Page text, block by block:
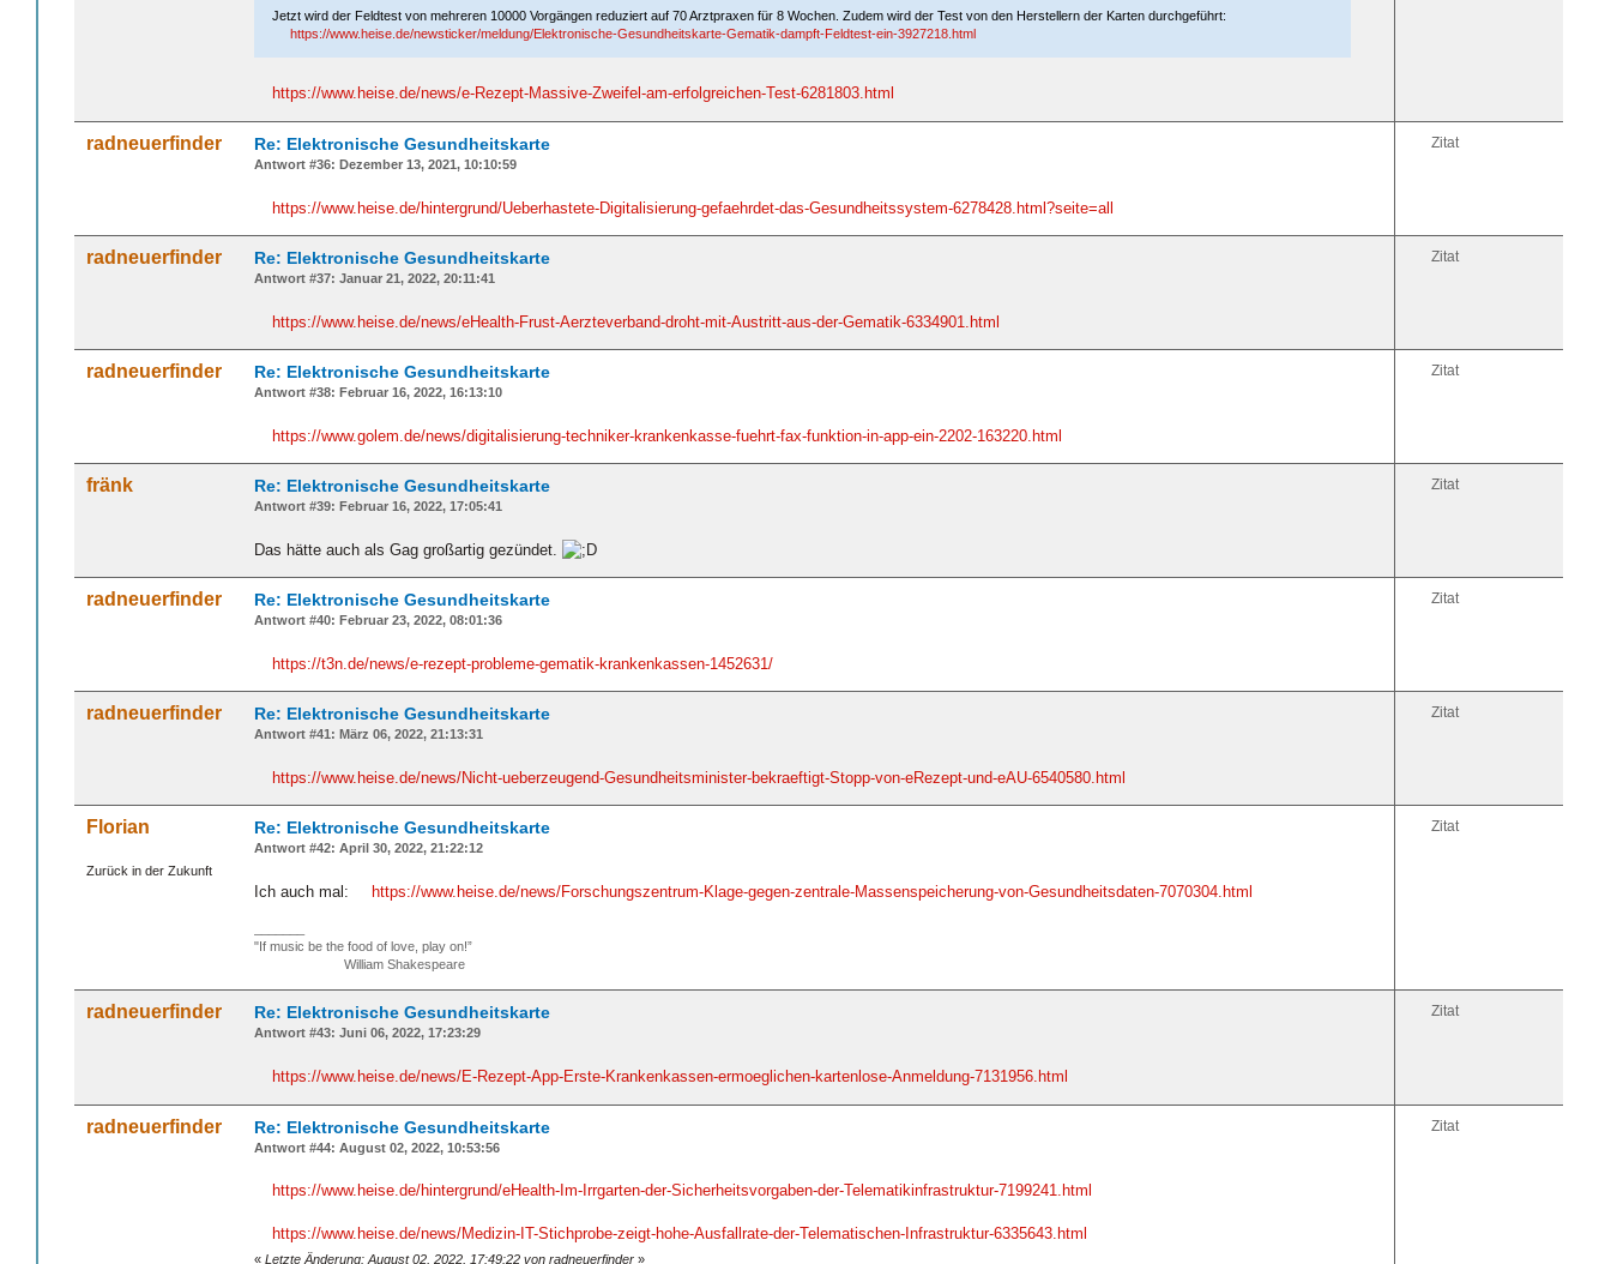
Jetzt wird der Feldtest von mehreren 10000 Vorgängen reduziert auf 70 Arztpraxen für 8 Wochen. Zudem wird der Test von den Herstellern der Karten durchgeführt:
https://www.heise.de/newsticker/meldung/Elektronische-Gesundheitskarte-Gematik-dampft-Feldtest-ein-3927218.html
https://www.heise.de/news/e-Rezept-Massive-Zweifel-am-erfolgreichen-Test-6281803.html
radneuerfinder Zitat
Re: Elektronische Gesundheitskarte
Antwort #36: Dezember 13, 2021, 10:10:59
https://www.heise.de/hintergrund/Ueberhastete-Digitalisierung-gefaehrdet-das-Gesundheitssystem-6278428.html?seite=all
radneuerfinder Zitat
Re: Elektronische Gesundheitskarte
Antwort #37: Januar 21, 2022, 20:11:41
https://www.heise.de/news/eHealth-Frust-Aerzteverband-droht-mit-Austritt-aus-der-Gematik-6334901.html
radneuerfinder Zitat
Re: Elektronische Gesundheitskarte
Antwort #38: Februar 16, 2022, 16:13:10
https://www.golem.de/news/digitalisierung-techniker-krankenkasse-fuehrt-fax-funktion-in-app-ein-2202-163220.html
fränk Zitat
Re: Elektronische Gesundheitskarte
Antwort #39: Februar 16, 2022, 17:05:41
Das hätte auch als Gag großartig gezündet.
radneuerfinder Zitat
Re: Elektronische Gesundheitskarte
Antwort #40: Februar 23, 2022, 08:01:36
https://t3n.de/news/e-rezept-probleme-gematik-krankenkassen-1452631/
radneuerfinder Zitat
Re: Elektronische Gesundheitskarte
Antwort #41: März 06, 2022, 21:13:31
https://www.heise.de/news/Nicht-ueberzeugend-Gesundheitsminister-bekraeftigt-Stopp-von-eRezept-und-eAU-6540580.html
Florian
Zurück in der Zukunft
Zitat
Re: Elektronische Gesundheitskarte
Antwort #42: April 30, 2022, 21:22:12
Ich auch mal: https://www.heise.de/news/Forschungszentrum-Klage-gegen-zentrale-Massenspeicherung-von-Gesundheitsdaten-7070304.html
"If music be the food of love, play on!”
William Shakespeare
radneuerfinder Zitat
Re: Elektronische Gesundheitskarte
Antwort #43: Juni 06, 2022, 17:23:29
https://www.heise.de/news/E-Rezept-App-Erste-Krankenkassen-ermoeglichen-kartenlose-Anmeldung-7131956.html
radneuerfinder Zitat
Re: Elektronische Gesundheitskarte
Antwort #44: August 02, 2022, 10:53:56
https://www.heise.de/hintergrund/eHealth-Im-Irrgarten-der-Sicherheitsvorgaben-der-Telematikinfrastruktur-7199241.html
https://www.heise.de/news/Medizin-IT-Stichprobe-zeigt-hohe-Ausfallrate-der-Telematischen-Infrastruktur-6335643.html
« Letzte Änderung: August 02, 2022, 17:49:22 von radneuerfinder »